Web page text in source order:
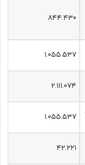
۸۴۴.۴۳۰
۱.۰۵۵.۵۳۷
۲.۱۱۱.۰۷۴
۱.۰۵۵.۵۳۷
۴۲.۲۲۱